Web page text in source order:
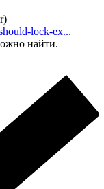
lock-ex...
найти.